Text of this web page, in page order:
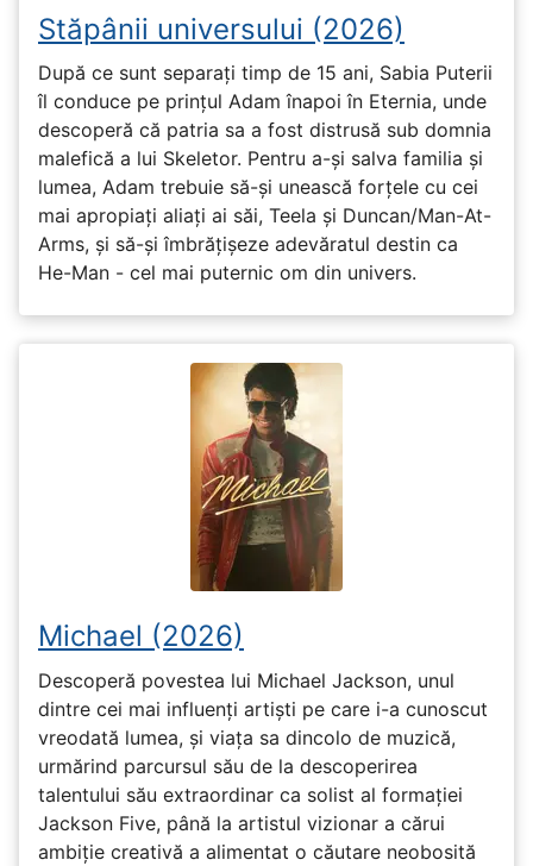
Stăpânii universului (2026)
După ce sunt separați timp de 15 ani, Sabia Puterii
îl conduce pe prințul Adam înapoi în Eternia, unde
descoperă că patria sa a fost distrusă sub domnia
malefică a lui Skeletor. Pentru a-și salva familia și
lumea, Adam trebuie să-și unească forțele cu cei
mai apropiați aliați ai săi, Teela și Duncan/Man-At-
Arms, și să-și îmbrățișeze adevăratul destin ca
He-Man - cel mai puternic om din univers.
Michael (2026)
Descoperă povestea lui Michael Jackson, unul
dintre cei mai influenți artiști pe care i-a cunoscut
vreodată lumea, și viața sa dincolo de muzică,
urmărind parcursul său de la descoperirea
talentului său extraordinar ca solist al formației
Jackson Five, până la artistul vizionar a cărui
ambiție creativă a alimentat o căutare neobosită